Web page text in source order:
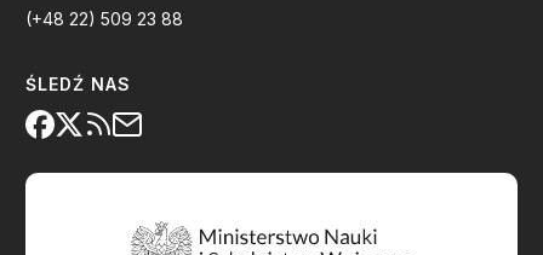
(+48 22) 509 23 88
ŚLEDŹ NAS